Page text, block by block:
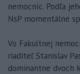
nemocníc. Podľa
NsP momentálne
Vo Fakultnej
riaditeľ Stanislav
dominantne dvoch